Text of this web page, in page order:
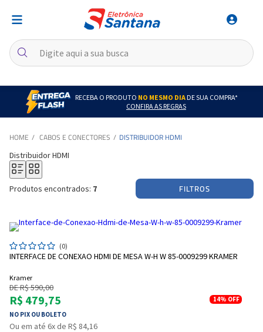
RECEBA O PRODUTO NO MESMO DIADE SUA COMPRA*
CONFIRA AS REGRAS
CABOS E CONECTORES DISTRIBUIDOR HDMI
Distribuidor HDMI
Produtos encontrados: 7 FILTROS
(0)
INTERFACE DE CONEXAO HDMI DE MESA W-H W 85-0009299 KRAMER
Kramer
DE R$ 590,00
R$ 479,75
NO PIX OU BOLETO
14% OFF
Ou em até 6x de R$ 84,16